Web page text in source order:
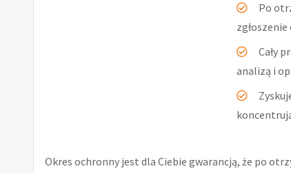
Po
Cały
analizą i
Okres ochronny jest dla Ciebie gwarancją, że po